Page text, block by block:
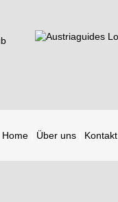
Home Über uns Kontakt